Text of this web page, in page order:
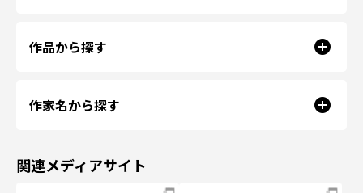
作品から探す
作家名から探す
関連メディアサイト